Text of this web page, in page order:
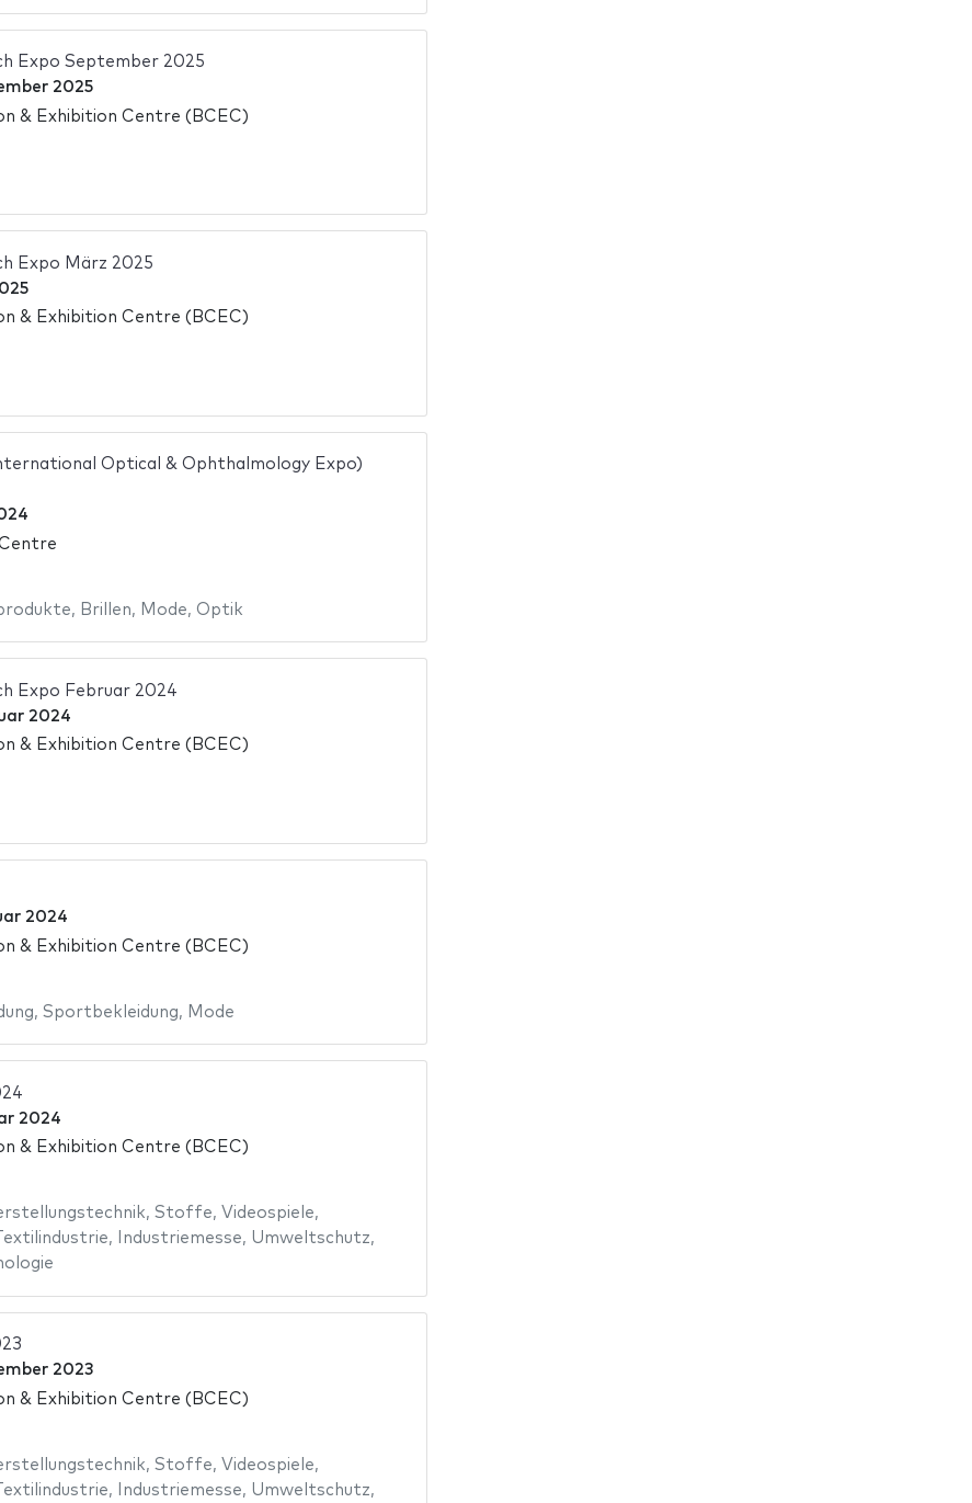
Expo September 2025
2025
& Exhibition Centre (BCEC)
Expo März 2025
& Exhibition Centre (BCEC)
Optical & Ophthalmology Expo)
, Brillen, Mode, Optik
Expo Februar 2024
2024
& Exhibition Centre (BCEC)
2024
& Exhibition Centre (BCEC)
, Sportbekleidung, Mode
2024
& Exhibition Centre (BCEC)
, Stoffe, Videospiele,
Textilindustrie, Industriemesse, Umweltschutz,
2023
& Exhibition Centre (BCEC)
, Stoffe, Videospiele,
Textilindustrie, Industriemesse, Umweltschutz,